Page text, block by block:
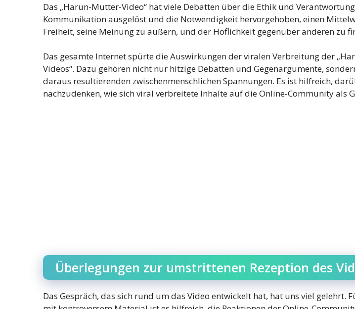
Das „Harun-Mutter-Video“ hat viele Debatten über die Ethik und
Kommunikation ausgelöst und die Notwendigkeit hervorgehoben, einen
Freiheit, seine Meinung zu äußern, und der Höflichkeit gegenüber anderen zu
Das gesamte Internet spürte die Auswirkungen der viralen Verbreitung der
Videos“. Dazu gehören nicht nur hitzige Debatten und Gegenargumente,
daraus resultierenden zwischenmenschlichen Spannungen. Es ist hilfreich,
nachzudenken, wie sich viral verbreitete Inhalte auf die Online-Community als
Überlegungen zur umstrittenen Rezeption des
Das Gespräch, das sich rund um das Video entwickelt hat, hat uns viel gelehrt.